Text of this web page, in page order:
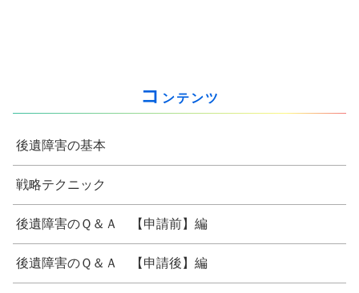
コ ンテンツ
後遺障害の基本
戦略テクニック
後遺障害のＱ＆Ａ 【申請前】編
後遺障害のＱ＆Ａ 【申請後】編